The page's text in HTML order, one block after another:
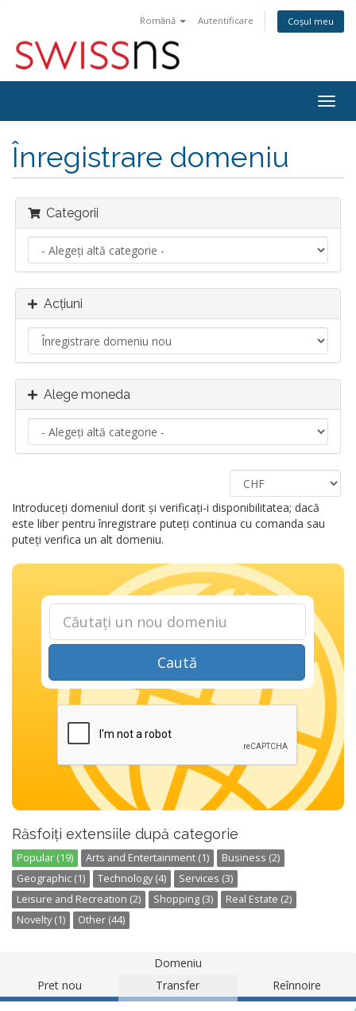
Română Autentificare Coșul meu
Înregistrare domeniu
Categorii
Acțiuni
Alege moneda
Introduceți domeniul dorit și verificați-i disponibilitatea; dacă
este liber pentru înregistrare puteți continua cu comanda sau
puteți verifica un alt domeniu.
Caută
Răsfoiți extensiile după categorie
Popular (19) Arts and Entertainment (1)
Business (2)
Geographic (1)
Technology (4)
Services (3)
Leisure and Recreation (2)
Shopping (3)
Real Estate (2)
Novelty (1)
Other (44)
Domeniu
Pret nou
Transfer Reînnoire